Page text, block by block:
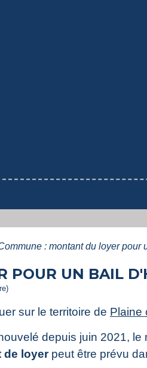
: montant du loyer pour
POUR UN BAIL
sur le territoire de Plaine
depuis juin 2021,
de loyerpeut être prévu